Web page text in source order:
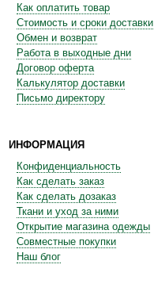
Как оплатить товар
Стоимость и сроки доставки
Обмен и возврат
Работа в выходные дни
Договор оферта
Калькулятор доставки
Письмо директору
ИНФОРМАЦИЯ
Конфиденциальность
Как сделать заказ
Как сделать дозаказ
Ткани и уход за ними
Открытие магазина одежды
Совместные покупки
Наш блог